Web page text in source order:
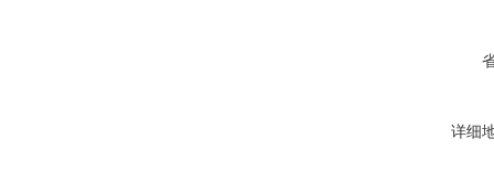
详细